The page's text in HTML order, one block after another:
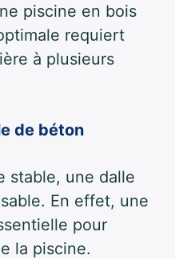
piscine en bois
requiert
à plusieurs
de béton
stable, une dalle
En effet, une
pour
la piscine.